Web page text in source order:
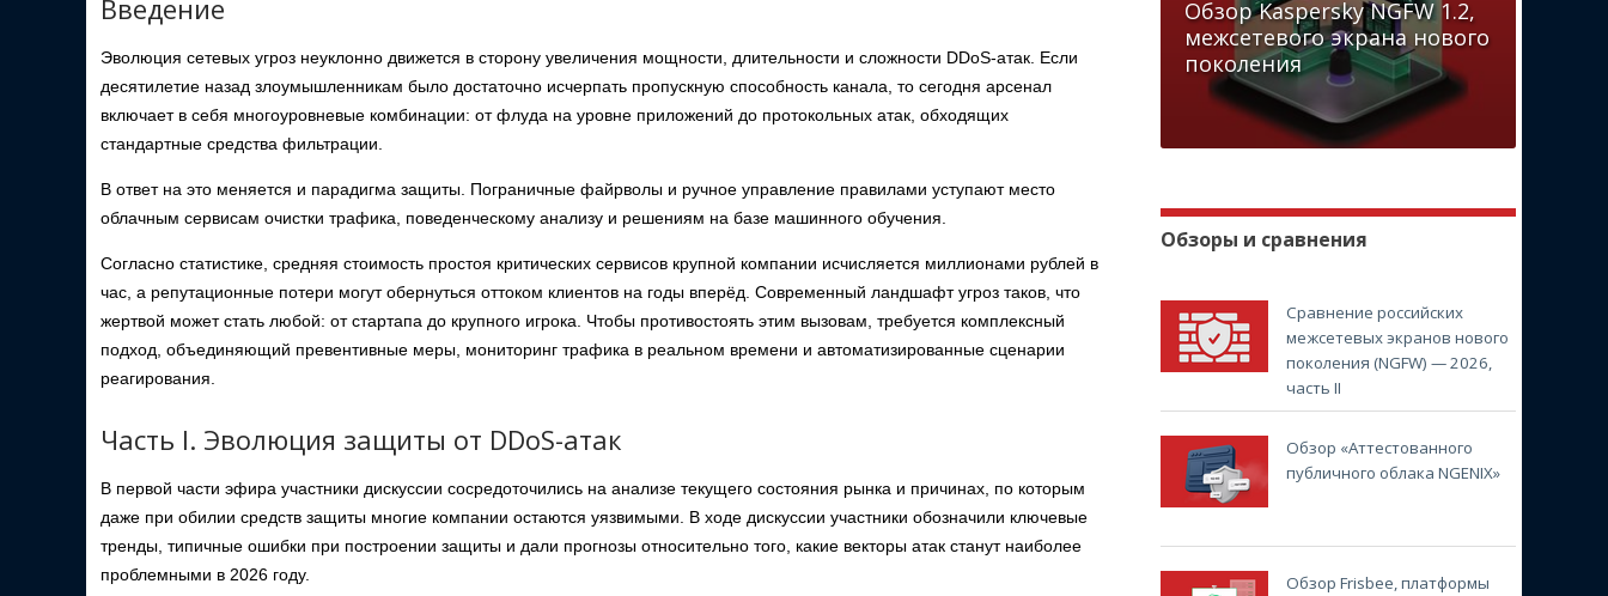
Введение
Эволюция сетевых угроз неуклонно движется в сторону увеличения мощности, длительности и сложности DDoS-атак. Если
десятилетие назад злоумышленникам было достаточно исчерпать пропускную способность канала, то сегодня арсенал
включает в себя многоуровневые комбинации: от флуда на уровне приложений до протокольных атак, обходящих
стандартные средства фильтрации.
В ответ на это меняется и парадигма защиты. Пограничные файрволы и ручное управление правилами уступают место
облачным сервисам очистки трафика, поведенческому анализу и решениям на базе машинного обучения.
Согласно статистике, средняя стоимость простоя критических сервисов крупной компании исчисляется миллионами рублей в
час, а репутационные потери могут обернуться оттоком клиентов на годы вперёд. Современный ландшафт угроз таков, что
жертвой может стать любой: от стартапа до крупного игрока. Чтобы противостоять этим вызовам, требуется комплексный
подход, объединяющий превентивные меры, мониторинг трафика в реальном времени и автоматизированные сценарии
реагирования.
Часть I. Эволюция защиты от DDoS-атак
В первой части эфира участники дискуссии сосредоточились на анализе текущего состояния рынка и причинах, по которым
даже при обилии средств защиты многие компании остаются уязвимыми. В ходе дискуссии участники обозначили ключевые
тренды, типичные ошибки при построении защиты и дали прогнозы относительно того, какие векторы атак станут наиболее
проблемными в 2026 году.
Обзор Kaspersky NGFW 1.2,
межсетевого экрана нового
поколения
Обзоры и сравнения
Сравнение российских
межсетевых экранов нового
поколения (NGFW) — 2026,
часть II
Обзор «Аттестованного
публичного облака NGENIX»
Обзор Frisbee, платформы